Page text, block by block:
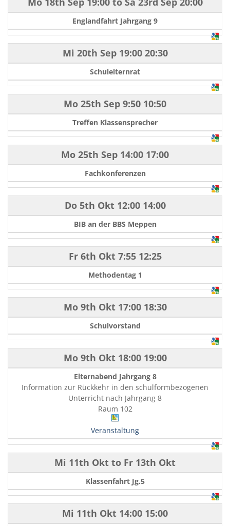
Englandfahrt Jahrgang 9
Mi 20th Sep19:00 20:30
Schulelternrat
Mo 25th Sep 9:50 10:50
Treffen Klassensprecher
Mo 25th Sep 14:00 17:00
Fachkonferenzen
Do 5th Okt12:00 14:00
BIB an der BBS Meppen
Fr 6th Okt7:55 12:25
Methodentag 1
Mo 9th Okt17:00 18:30
Schulvorstand
Mo 9th Okt18:00 19:00
Elternabend Jahrgang 8
Information zur Rückkehr in den schulformbezogenen
Unterricht nach Jahrgang 8
Raum 102
Veranstaltung
Mi 11th Okt to Fr 13th Okt
Klassenfahrt Jg.5
Mi 11th Okt 14:00 15:00